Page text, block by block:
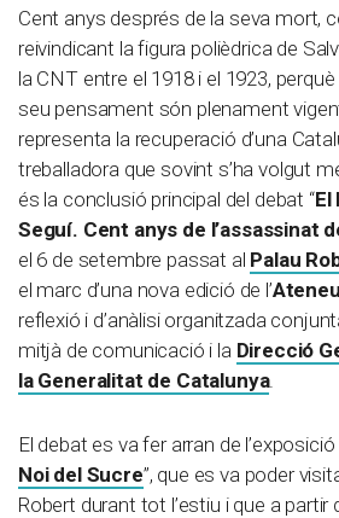
Cent anys després de la seva mort,
reivindicant la figura polièdrica de
la CNT entre el 1918 i el 1923,
seu pensament són plenament
representa la recuperació d’una
treballadora que sovint s’ha volgut
és la conclusió principal del debat “El
Seguí. Cent anys de l’assassinat
el 6 de setembre passat al Palau
el marc d’una nova edició de l’
reflexió i d’anàlisi organitzada
mitjà de comunicació i la Direcció
la Generalitat de Catalunya.
El debat es va fer arran de l’exposició
Noi del Sucre”, que es va poder
Robert durant tot l’estiu i que a partir